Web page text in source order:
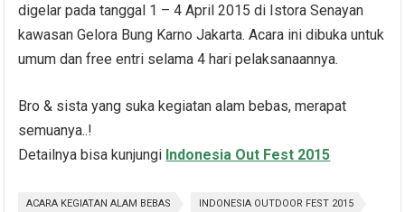
digelar pada tanggal 1 – 4 April 2015 di Istora Senayan
kawasan Gelora Bung Karno Jakarta. Acara ini dibuka untuk
umum dan free entri selama 4 hari pelaksanaannya.
Bro & sista yang suka kegiatan alam bebas, merapat
semuanya..!
Detailnya bisa kunjungi Indonesia Out Fest 2015
ACARA KEGIATAN ALAM BEBAS INDONESIA OUTDOOR FEST 2015